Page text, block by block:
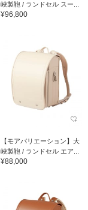
峽製鞄 / ランドセル スー...
¥96,800
【モアバリエーション】大
峽製鞄 / ランドセル エア...
¥88,000